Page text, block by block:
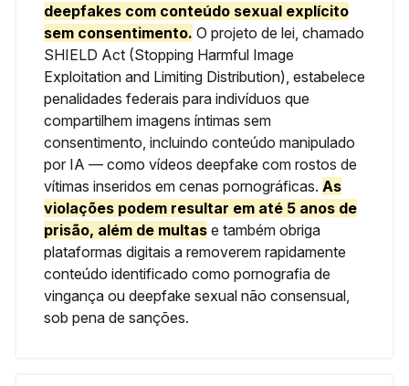
deepfakes com conteúdo sexual explícito
sem consentimento. O projeto de lei, chamado
SHIELD Act (Stopping Harmful Image
Exploitation and Limiting Distribution), estabelece
penalidades federais para indivíduos que
compartilhem imagens íntimas sem
consentimento, incluindo conteúdo manipulado
por IA — como vídeos deepfake com rostos de
vítimas inseridos em cenas pornográficas. As
violações podem resultar em até 5 anos de
prisão, além de multas e também obriga
plataformas digitais a removerem rapidamente
conteúdo identificado como pornografia de
vingança ou deepfake sexual não consensual,
sob pena de sanções.